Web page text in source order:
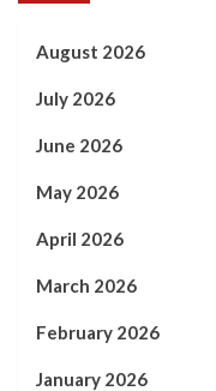
August 2026
July 2026
June 2026
May 2026
April 2026
March 2026
February 2026
January 2026